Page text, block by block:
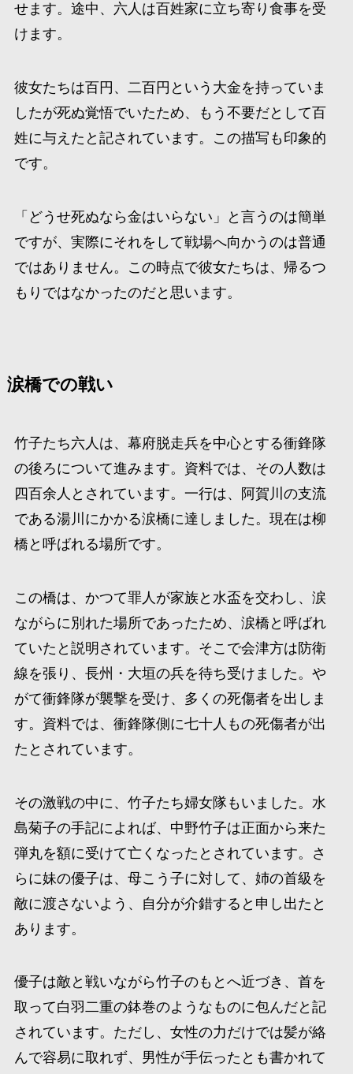
せます。途中、六人は百姓家に立ち寄り食事を受
けます。
彼女たちは百円、二百円という大金を持っていま
したが死ぬ覚悟でいたため、もう不要だとして百
姓に与えたと記されています。この描写も印象的
です。
「どうせ死ぬなら金はいらない」と言うのは簡単
ですが、実際にそれをして戦場へ向かうのは普通
ではありません。この時点で彼女たちは、帰るつ
もりではなかったのだと思います。
涙橋での戦い
竹子たち六人は、幕府脱走兵を中心とする衝鋒隊
の後ろについて進みます。資料では、その人数は
四百余人とされています。一行は、阿賀川の支流
である湯川にかかる涙橋に達しました。現在は柳
橋と呼ばれる場所です。
この橋は、かつて罪人が家族と水盃を交わし、涙
ながらに別れた場所であったため、涙橋と呼ばれ
ていたと説明されています。そこで会津方は防衛
線を張り、長州・大垣の兵を待ち受けました。や
がて衝鋒隊が襲撃を受け、多くの死傷者を出しま
す。資料では、衝鋒隊側に七十人もの死傷者が出
たとされています。
その激戦の中に、竹子たち婦女隊もいました。水
島菊子の手記によれば、中野竹子は正面から来た
弾丸を額に受けて亡くなったとされています。さ
らに妹の優子は、母こう子に対して、姉の首級を
敵に渡さないよう、自分が介錯すると申し出たと
あります。
優子は敵と戦いながら竹子のもとへ近づき、首を
取って白羽二重の鉢巻のようなものに包んだと記
されています。ただし、女性の力だけでは髪が絡
んで容易に取れず、男性が手伝ったとも書かれて